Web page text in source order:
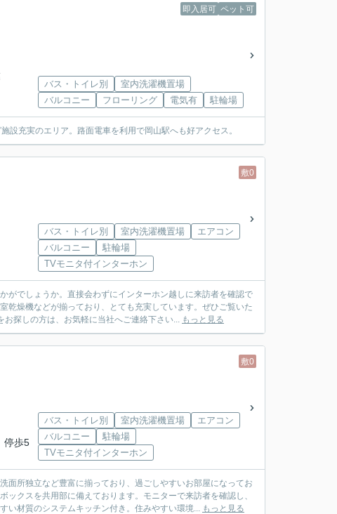
即入居可 ペット可
バス・トイレ別
室内洗濯機置場
バルコニー
フローリング 電気有 駐輪場
設充実のエリア。路面電車を利用で岡山駅へも好アクセス。
敷0
バス・トイレ別 室内洗濯機置場
エアコン
バルコニー
駐輪場
TVモニタ付インターホン
でしょうか。直接会わずにインターホン越しに来訪者を確認で
乾燥機などが揃っており、とても充実しています。ぜひご覧いた
探しの方は、お気軽に当社へご連絡下さい... もっと見る
敷0
停歩5
バス・トイレ別 室内洗濯機置場
エアコン
バルコニー
駐輪場
TVモニタ付インターホン
所独立など豊富に揃っており、過ごしやすいお部屋になってお
クスを共用部に備えております。モニターで来訪者を確認し、
い材質のシステムキッチン付き。住みやすい環境... もっと見る